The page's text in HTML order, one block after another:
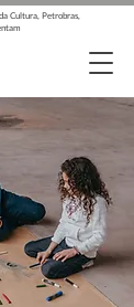
Cultura, Petrobras,